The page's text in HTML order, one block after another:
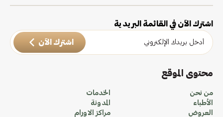
اشترك الآن في القائمة البريدية
اشترك الآن
محتوى الموقع
من نحن
الأطباء
العروض
الخدمات
المدونة
مراكز الاورام